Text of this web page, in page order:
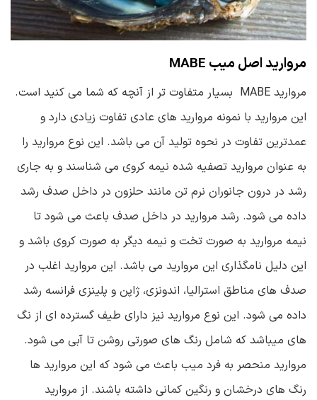
مروارید اصل میب MABE
مروارید MABE بسیار متفاوت تر از آنچه که شما می کنید است.
این مروارید با نمونه مروارید های عادی تفاوت زیادی دارد و
عمدترین تفاوت در نحوه تولید آن می باشد. این نوع مروارید را
به عنوان مروارید تصفیه شده نیمه کروی می شناسند و به جاری
رشد در درون جانوران نرم تن مانند حلزون در داخل صدف رشد
داده می شود. رشد مروارید در داخل صدف باعث می شود تا
نیمه مروارید به صورت تخت و نیمه دیگر به صورت کروی باشد و
این دلیل نامگذاری این مروارید می باشد. این مروارید اغلب در
صدف های مناطق استرالیا، اندونزی، ژاپن و پلینزی فرانسه رشد
داده می شود. این نوع مروارید نیز دارای طیف گسترده ای از نگ
های میباشد که شامل رنگ های صورتی روشن تا آبی می شود.
مروارید منحصر به فرد میب باعث می شود که این مروارید ها
رنگ های درخشان و رنگین کمانی داشته باشند. از مروارید